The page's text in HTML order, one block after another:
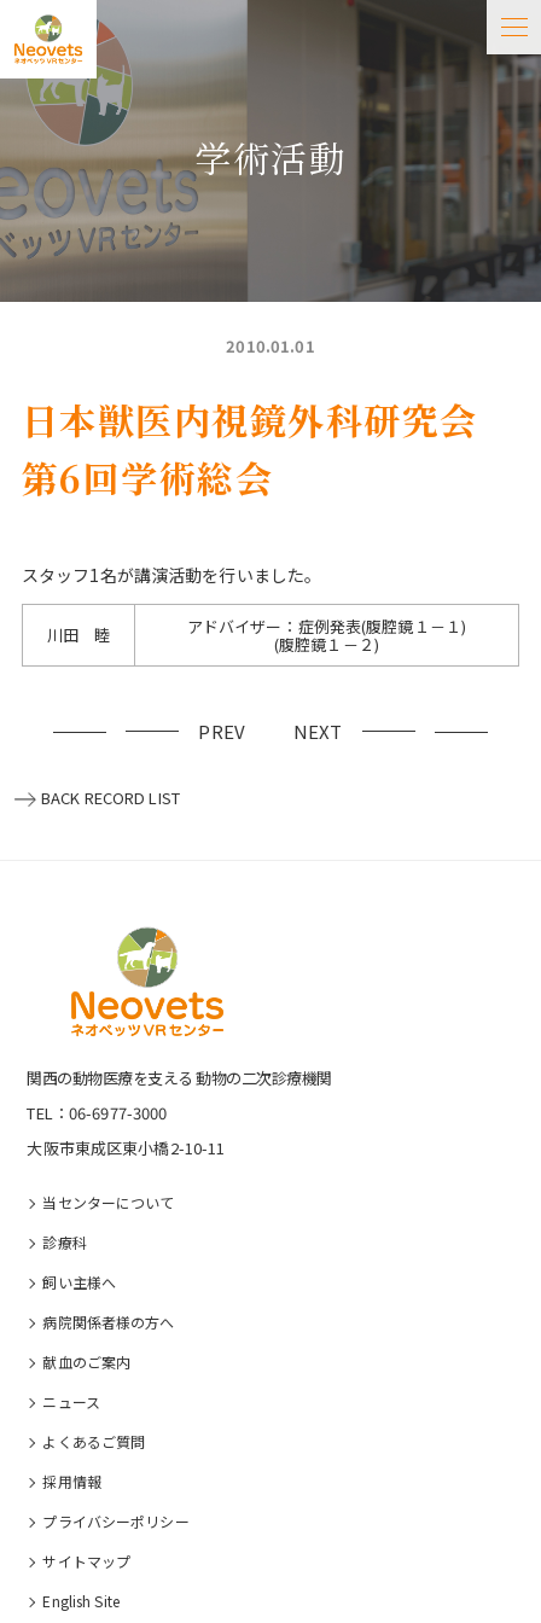
学術活動
2010.01.01
日本獣医内視鏡外科研究会
第6回学術総会
スタッフ1名が講演活動を行いました。
川田 睦 アドバイザー：症例発表(腹腔鏡１－１)
(腹腔鏡１－２)
PREV NEXT
BACK RECORD LIST
関⻄の動物医療を⽀える 動物の⼆次診療機関
TEL：06-6977-3000
大阪市東成区東小橋2-10-11
当センターについて
診療科
飼い主様へ
病院関係者様の⽅へ
献血のご案内
ニュース
よくあるご質問
採⽤情報
プライバシーポリシー
サイトマップ
English Site